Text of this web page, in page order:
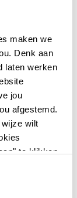
maken we
Denk aan
laten werken
jou
afgestemd.
wilt
te klikken.